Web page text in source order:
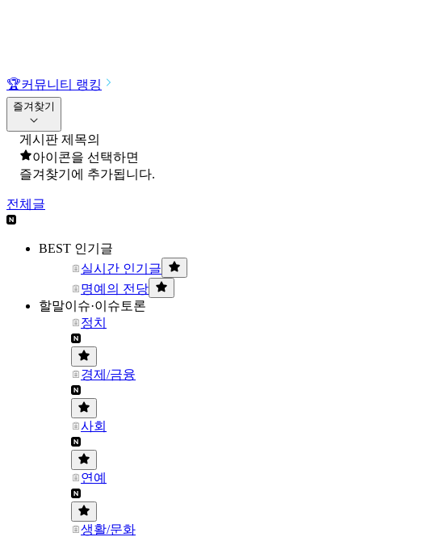
🏆커뮤니티 랭킹
즐겨찾기
게시판 제목의
아이콘을 선택하면
즐겨찾기에 추가됩니다.
전체글
BEST 인기글
실시간 인기글
명예의 전당
할말이슈·이슈토론
정치
경제/금융
사회
연예
생활/문화